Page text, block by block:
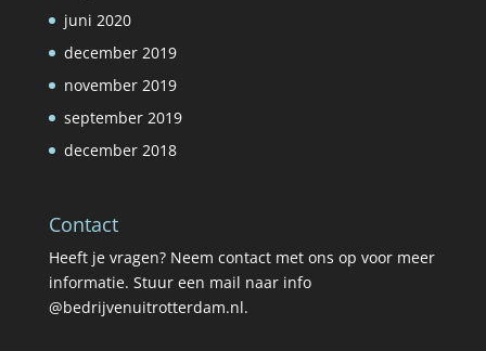
juni 2020
december 2019
november 2019
september 2019
december 2018
Contact
Heeft je vragen? Neem contact met ons op voor meer
informatie. Stuur een mail naar info
@bedrijvenuitrotterdam.nl.